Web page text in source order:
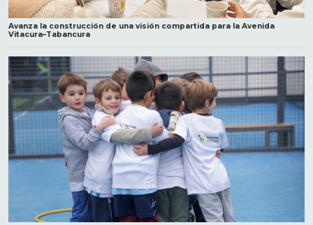
Avanza la construcción de una visión compartida para la Avenida
Vitacura–Tabancura